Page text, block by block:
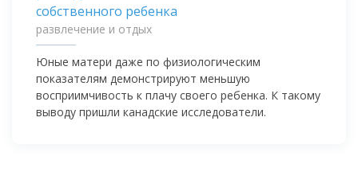
развлечение и отдых
Юные матери даже по физиологическим
показателям демонстрируют меньшую
восприимчивость к плачу своего ребенка. К такому
выводу пришли канадские исследователи.